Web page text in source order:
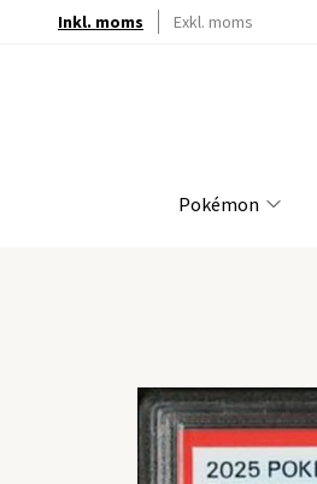
Inkl. moms Exkl. moms
Pokémon